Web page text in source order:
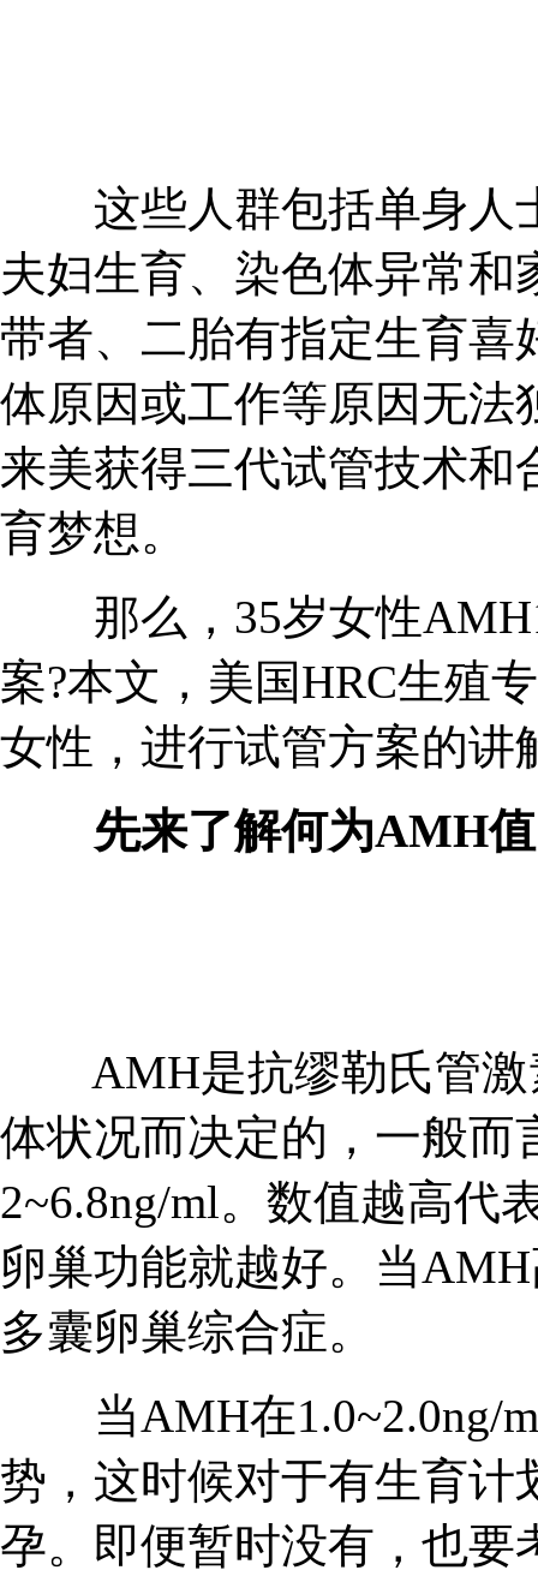
这些人群包括单身人
夫妇生育、染色体异常
带者、二胎有指定生育喜
体原因或工作等原因无法
来美获得三代试管技术和
育梦想。
那么，35岁女性
案?本文，美国HRC生殖
女性，进行试管方案的讲
先来了解何为AMH
AMH是抗缪勒氏管激
体状况而决定的，一般
2~6.8ng/ml。数值越高代
卵巢功能就越好。当
多囊卵巢综合症。
当AMH在1.0~2.0ng/
势，这时候对于有生育计
孕。即便暂时没有，也要